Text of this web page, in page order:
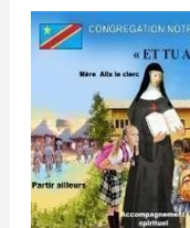
Année
Alix
Ouverture
14
Mars
2026